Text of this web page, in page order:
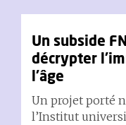
Un subside
décrypter
l’âge
Un projet porté
l’Institut